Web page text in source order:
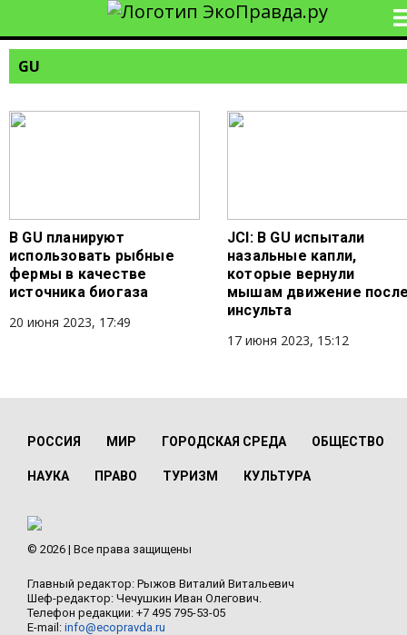
GU
В GU планируют
использовать рыбные
фермы в качестве
источника биогаза
20 июня 2023, 17:49
JCI: В GU испытали
назальные капли,
которые вернули
мышам движение
инсульта
17 июня 2023, 15:12
РОССИЯ МИР ГОРОДСКАЯ СРЕДА ОБЩЕСТВО
НАУКА ПРАВО ТУРИЗМ КУЛЬТУРА
© 2026 | Все права защищены
Главный редактор: Рыжов Виталий Витальевич
Шеф-редактор: Чечушкин Иван Олегович.
Телефон редакции: +7 495 795-53-05
E-mail: info@ecopravda.ru